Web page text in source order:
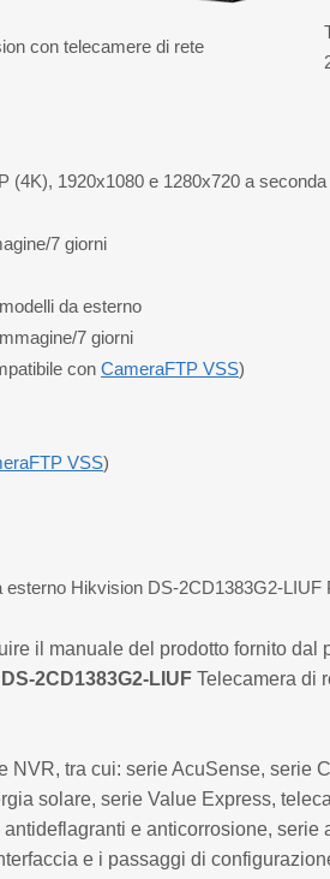
con telecamere di rete
(4K), 1920x1080 e 1280x720 a
7 giorni
da esterno
7 giorni
con CameraFTP VSS)
VSS)
esterno Hikvision DS-2CD1383G2-LIUF
il manuale del prodotto fornito dal
2CD1383G2-LIUF Telecamera di
tra cui: serie AcuSense, serie
solare, serie Value Express,
e anticorrosione, serie
e i passaggi di